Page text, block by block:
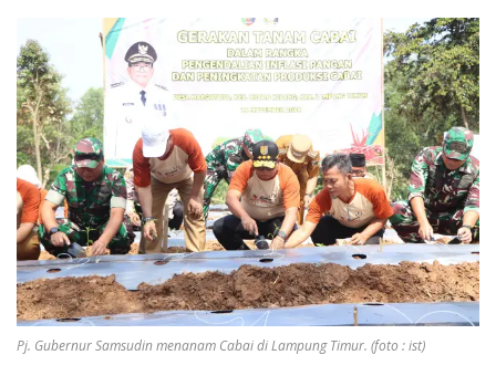
Pj. Gubernur Samsudin menanam Cabai di Lampung Timur. (foto : ist)